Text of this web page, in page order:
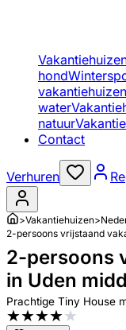
hond
vakantiehuizen
water
natuur
Contact
Verhuren
>Vakantiehuizen>
2-persoons vrijstaand
2-persoons
in Uden
Prachtige Tiny House
★★★★★